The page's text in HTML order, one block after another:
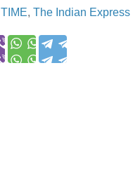
TIME, The Indian Express